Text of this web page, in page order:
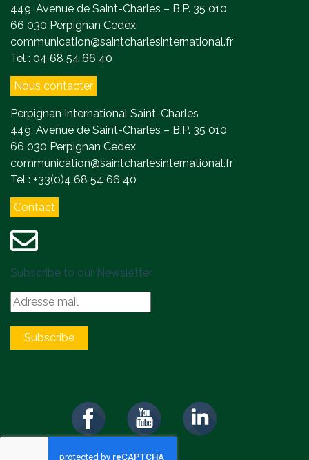
449, Avenue de Saint-Charles – B.P. 35 010
66 030 Perpignan Cedex
communication@saintcharlesinternational.fr
Tel : 04 68 54 66 40
Nous contacter
Perpignan International Saint-Charles
449, Avenue de Saint-Charles – B.P. 35 010
66 030 Perpignan Cedex
communication@saintcharlesinternational.fr
Tel : +33(0)4 68 54 66 40
Contact
Subscribe to our Newsletter
Subscribe